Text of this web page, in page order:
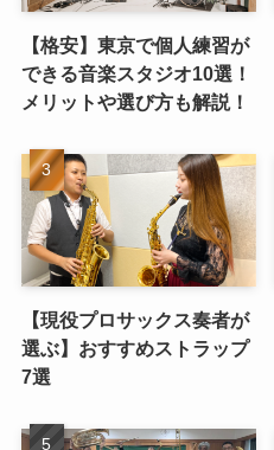
【格安】東京で個人練習が
できる音楽スタジオ10選！
メリットや選び方も解説！
【現役プロサックス奏者が
選ぶ】おすすめストラップ
7選